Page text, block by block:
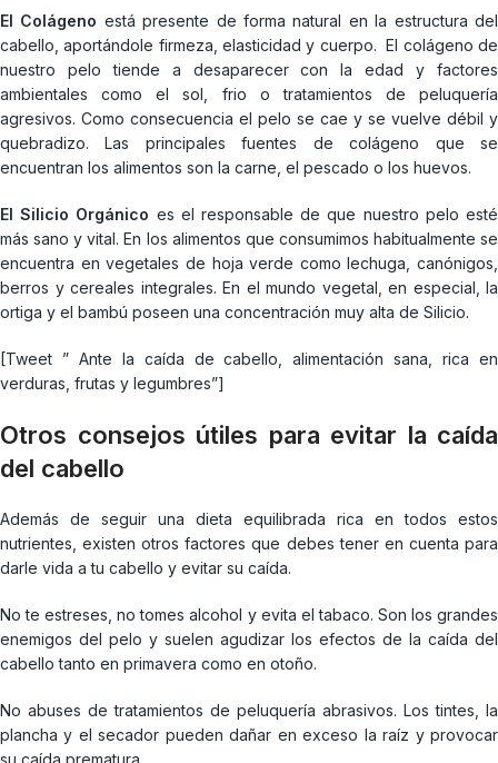
El Colágeno está presente de forma natural en la estructura del
cabello, aportándole firmeza, elasticidad y cuerpo. El colágeno de
nuestro pelo tiende a desaparecer con la edad y factores
ambientales como el sol, frio o tratamientos de peluquería
agresivos. Como consecuencia el pelo se cae y se vuelve débil y
quebradizo. Las principales fuentes de colágeno que se
encuentran los alimentos son la carne, el pescado o los huevos.
El Silicio Orgánico es el responsable de que nuestro pelo esté
más sano y vital. En los alimentos que consumimos habitualmente se
encuentra en vegetales de hoja verde como lechuga, canónigos,
berros y cereales integrales. En el mundo vegetal, en especial, la
ortiga y el bambú poseen una concentración muy alta de Silicio.
[Tweet ” Ante la caída de cabello, alimentación sana, rica en
verduras, frutas y legumbres”]
Otros consejos útiles para evitar la caída
del cabello
Además de seguir una dieta equilibrada rica en todos estos
nutrientes, existen otros factores que debes tener en cuenta para
darle vida a tu cabello y evitar su caída.
No te estreses, no tomes alcohol y evita el tabaco. Son los grandes
enemigos del pelo y suelen agudizar los efectos de la caída del
cabello tanto en primavera como en otoño.
No abuses de tratamientos de peluquería abrasivos. Los tintes, la
plancha y el secador pueden dañar en exceso la raíz y provocar
su caída prematura.